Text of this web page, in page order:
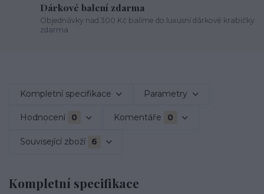
Dárkové balení zdarma
Objednávky nad 300 Kč balíme do luxusní dárkové krabičky
zdarma
Kompletní specifikace Parametry
Hodnocení 0 Komentáře 0
Související zboží 6
Kompletní specifikace